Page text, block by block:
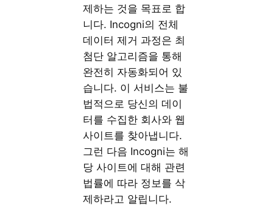
제하는 것을 목표로 합
니다. Incogni의 전체
데이터 제거 과정은 최
첨단 알고리즘을 통해
완전히 자동화되어 있
습니다. 이 서비스는 불
법적으로 당신의 데이
터를 수집한 회사와 웹
사이트를 찾아냅니다.
그런 다음 Incogni는 해
당 사이트에 대해 관련
법률에 따라 정보를 삭
제하라고 알립니다.